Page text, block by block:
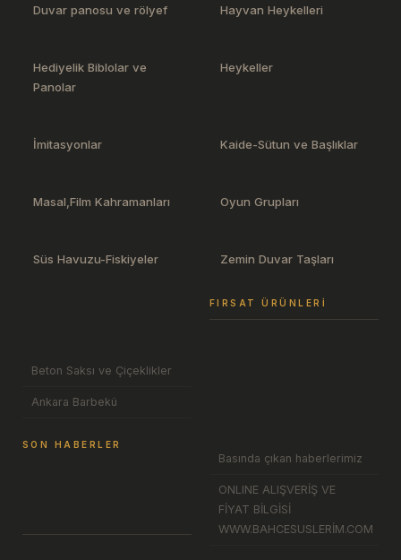
Duvar panosu ve rölyef Hayvan Heykelleri
Hediyelik Biblolar ve
Panolar
Heykeller
İmitasyonlar Kaide-Sütun ve Başlıklar
Masal,Film Kahramanları Oyun Grupları
Süs Havuzu-Fiskiyeler Zemin Duvar Taşları
FIRSAT ÜRÜNLERI
Beton Saksı ve Çiçeklikler
Ankara Barbekü
SON HABERLER
Basında çıkan haberlerimiz
ONLINE ALIŞVERİŞ VE
FİYAT BİLGİSİ
WWW.BAHCESUSLERİM.COM